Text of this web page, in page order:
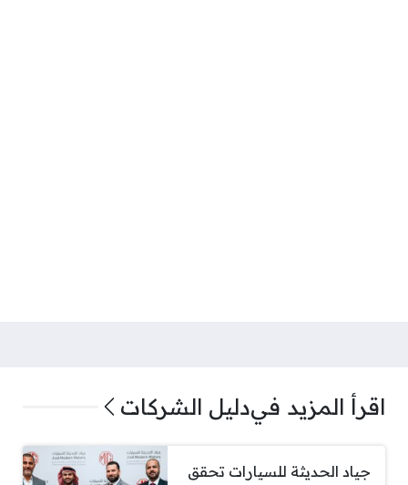
اقرأ المزيد فيدليل الشركات
جياد الحديثة للسيارات تحقق